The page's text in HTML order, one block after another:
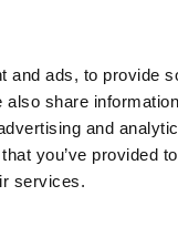
and ads, to provide
share
and
you’ve provided
services.
ist es üblich,
auf dem
daraus
gut, da sich
teilen und so